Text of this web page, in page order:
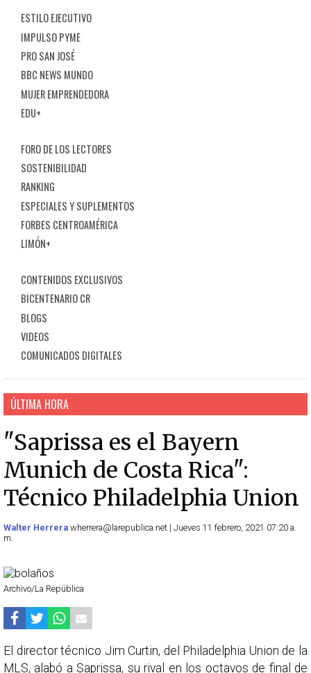
ESTILO EJECUTIVO
IMPULSO PYME
PRO SAN JOSÉ
BBC NEWS MUNDO
MUJER EMPRENDEDORA
EDU+
FORO DE LOS LECTORES
SOSTENIBILIDAD
RANKING
ESPECIALES Y SUPLEMENTOS
FORBES CENTROAMÉRICA
LIMÓN+
CONTENIDOS EXCLUSIVOS
BICENTENARIO CR
BLOGS
VIDEOS
COMUNICADOS DIGITALES
ÚLTIMA HORA
"Saprissa es el Bayern
Munich de Costa Rica":
Técnico Philadelphia Union
Walter Herrera wherrera@larepublica.net | Jueves 11 febrero, 2021 07:20 a.
m.
Archivo/La República
El director técnico Jim Curtin, del Philadelphia Union de la
MLS, alabó a Saprissa, su rival en los octavos de final de